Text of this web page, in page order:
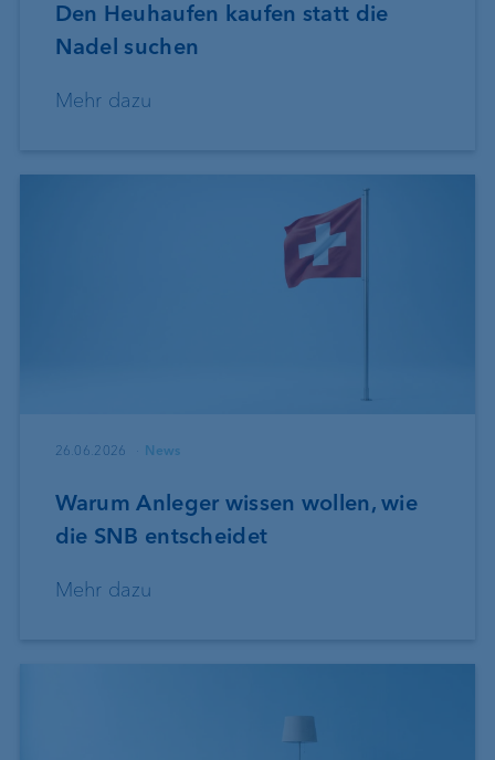
Den Heuhaufen kaufen statt die
Nadel suchen
Mehr dazu
26.06.2026 News
Warum Anleger wissen wollen, wie
die SNB entscheidet
Mehr dazu